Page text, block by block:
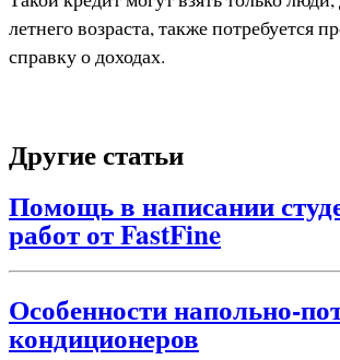
летнего возраста, также потребуется
справку о доходах.
Другие статьи
Помощь в написании
работ от FastFine
Особенности напольно-
кондиционеров